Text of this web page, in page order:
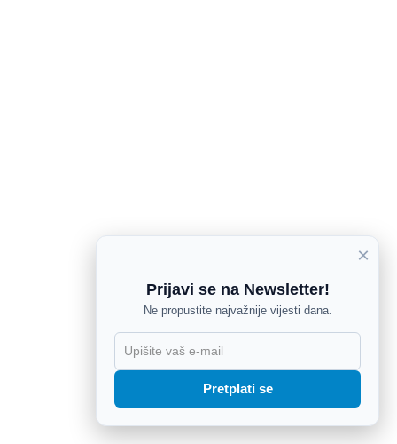
×
Prijavi se na Newsletter!
Ne propustite najvažnije vijesti dana.
Pretplati se